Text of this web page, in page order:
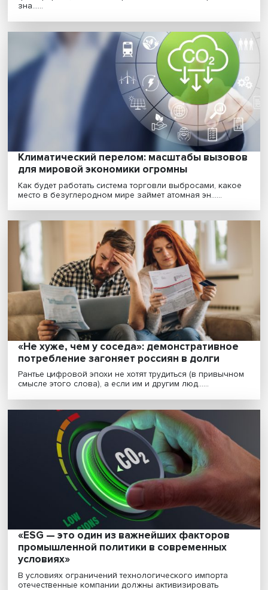
Исак Фрумин: «черные лебеди» для
учителей — что и как меняет систему
образования
Что имеет большее значение для трансформации
образования — внутренние причины или
вне......
«Если бы братья Гримм работали с
фольклором, их сказки были бы
интереснее»
Если изучить мифы и легенды разных народов, то
выяснится, что западноевразийская и
Цифровизация и образование: чему и как
учить специалистов спортивной
Применение новых технологий в спорте позволяет
совершенствовать тренировочный процесс,
реабилитир......